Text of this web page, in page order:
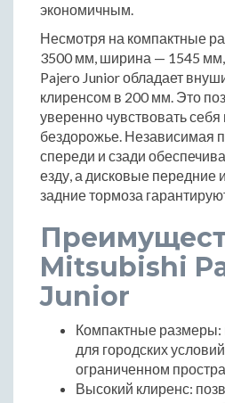
экономичным.
Несмотря на компактные
3500 мм, ширина — 1545
Pajero Junior обладает
клиренсом в 200 мм. Это
уверенно чувствовать себя
бездорожье. Независимая
спереди и сзади
езду, а дисковые передние
задние тормоза
Mitsubishi
Junior
Компактные размеры:
для городских
ограниченном
Высокий клиренс: